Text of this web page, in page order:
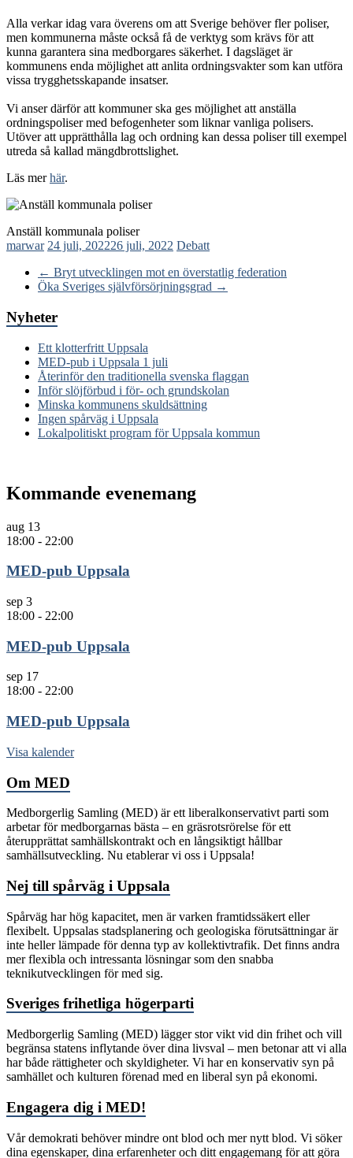
Alla verkar idag vara överens om att Sverige behöver fler poliser,
men kommunerna måste också få de verktyg som krävs för att
kunna garantera sina medborgares säkerhet. I dagsläget är
kommunens enda möjlighet att anlita ordningsvakter som kan utföra
vissa trygghetsskapande insatser.
Vi anser därför att kommuner ska ges möjlighet att anställa
ordningspoliser med befogenheter som liknar vanliga polisers.
Utöver att upprätthålla lag och ordning kan dessa poliser till exempel
utreda så kallad mängdbrottslighet.
Läs merhär.
Anställ kommunala poliser
marwar 24 juli, 202226 juli, 2022 Debatt
← Bryt utvecklingen mot en överstatlig federation
Öka Sveriges självförsörjningsgrad →
Nyheter
Ett klotterfritt Uppsala
MED-pub i Uppsala 1 juli
Återinför den traditionella svenska flaggan
Inför slöjförbud i för- och grundskolan
Minska kommunens skuldsättning
Ingen spårväg i Uppsala
Lokalpolitiskt program för Uppsala kommun
Kommande evenemang
aug 13
18:00 - 22:00
MED-pub Uppsala
sep 3
18:00 - 22:00
MED-pub Uppsala
sep 17
18:00 - 22:00
MED-pub Uppsala
Visa kalender
Om MED
Medborgerlig Samling (MED) är ett liberalkonservativt parti som
arbetar för medborgarnas bästa – en gräsrotsrörelse för ett
återupprättat samhällskontrakt och en långsiktigt hållbar
samhällsutveckling. Nu etablerar vi oss i Uppsala!
Nej till spårväg i Uppsala
Spårväg har hög kapacitet, men är varken framtidssäkert eller
flexibelt. Uppsalas stadsplanering och geologiska förutsättningar är
inte heller lämpade för denna typ av kollektivtrafik. Det finns andra
mer flexibla och intressanta lösningar som den snabba
teknikutvecklingen för med sig.
Sveriges frihetliga högerparti
Medborgerlig Samling (MED) lägger stor vikt vid din frihet och vill
begränsa statens inflytande över dina livsval – men betonar att vi alla
har både rättigheter och skyldigheter. Vi har en konservativ syn på
samhället och kulturen förenad med en liberal syn på ekonomi.
Engagera dig i MED!
Vår demokrati behöver mindre ont blod och mer nytt blod. Vi söker
dina egenskaper, dina erfarenheter och ditt engagemang för att göra